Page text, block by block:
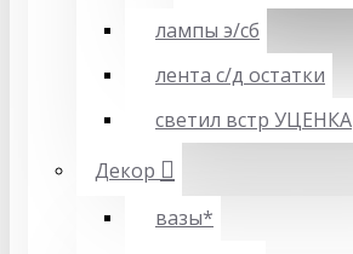
лампы э/сб
лента с/д остатки
светил встр УЦЕНКА
Декор
вазы*